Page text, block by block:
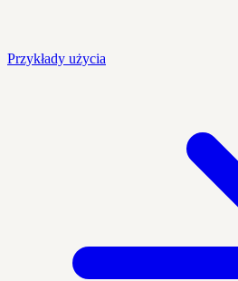
Przykłady użycia